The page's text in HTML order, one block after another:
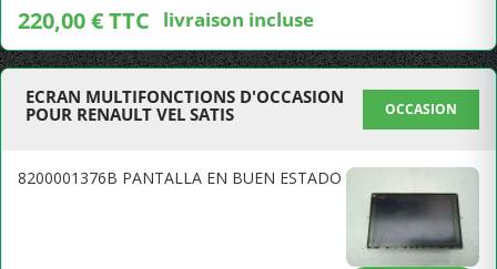
220,00 € TTC livraison incluse
ECRAN MULTIFONCTIONS D'OCCASION
POUR RENAULT VEL SATIS
OCCASION
8200001376B PANTALLA EN BUEN ESTADO